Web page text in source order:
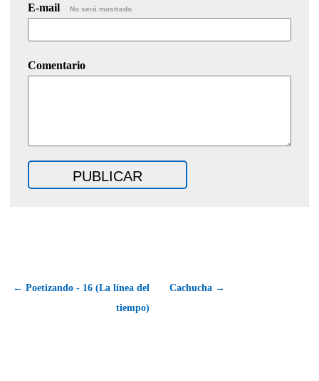
E-mail No será mostrado.
Comentario
← Poetizando - 16 (La línea del
tiempo)
Cachucha →